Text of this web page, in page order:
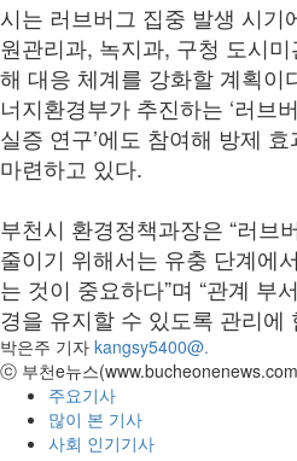
시는 러브버그 집중 발생 시기
원관리과, 녹지과, 구청 도시
해 대응 체계를 강화할 계획이
너지환경부가 추진하는 ‘러브
실증 연구’에도 참여해 방제
마련하고 있다.
부천시 환경정책과장은 “러브
줄이기 위해서는 유충 단계에
는 것이 중요하다”며 “관계 부
경을 유지할 수 있도록 관리에
박은주 기자 kangsy5400@.
ⓒ 부천e뉴스
주요기사
많이 본 기사
사회 인기기사